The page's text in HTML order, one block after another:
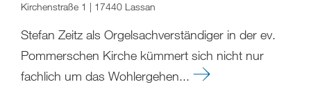
Kirchenstraße 1 | 17440 Lassan
Stefan Zeitz als Orgelsachverständiger in der ev.
Pommerschen Kirche kümmert sich nicht nur
fachlich um das Wohlergehen...